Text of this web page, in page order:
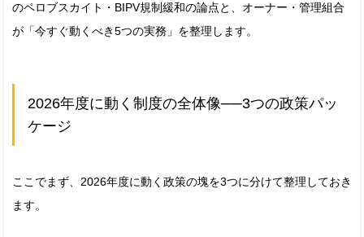
のペロブスカイト・BIPV規制緩和の論点と、オーナー・管理組合
が「今すぐ動くべき5つの実務」を整理します。
2026年度に動く制度の全体像──3つの政策パッ
ケージ
ここでまず、2026年度に動く政策の塊を3つに分けて整理しておき
ます。